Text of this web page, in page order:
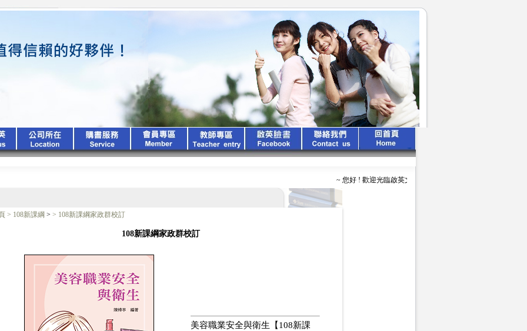
~ 您好 ! 歡迎光臨啟英文化公司 ~ ~ ~ 啟英出版 、 專業
> 108新課綱 > > 108新課綱家政群校訂
108新課綱家政群校訂
美容職業安全與衛生【108新課